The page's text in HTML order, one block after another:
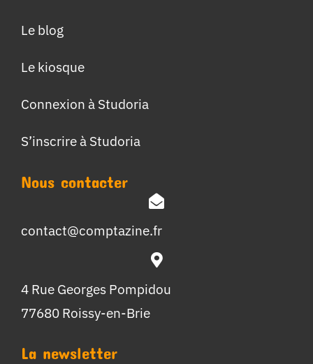
Le blog
Le kiosque
Connexion à Studoria
S’inscrire à Studoria
Nous contacter
contact@comptazine.fr
4 Rue Georges Pompidou
77680 Roissy-en-Brie
La newsletter